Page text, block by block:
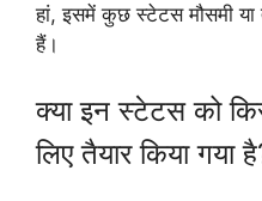
हां, इसमें कुछ स्टेटस मौसमी या
हैं।
क्या इन स्टेटस को
लिए तैयार किया गया